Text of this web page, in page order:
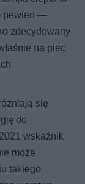
pewien —
zdecydowany
na piec
się
do
wskaźnik
może
takiego